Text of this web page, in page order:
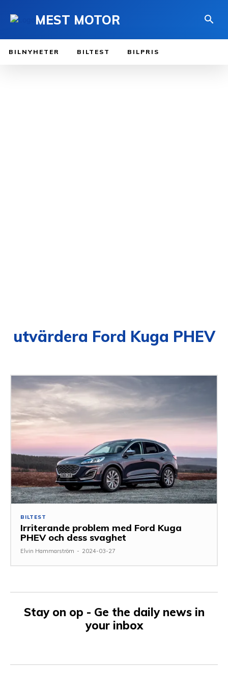
MEST MOTOR
BILNYHETER BILTEST BILPRIS
utvärdera Ford Kuga PHEV
BILTEST
Irriterande problem med Ford Kuga
PHEV och dess svaghet
Elvin Hammarström - 2024-03-27
Stay on op - Ge the daily news in
your inbox